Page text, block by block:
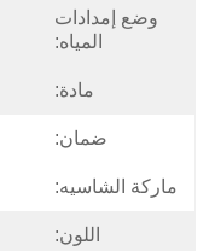
وضع إمدادات
المياه:
مادة:
ضمان:
ماركة الشاسيه:
اللون: